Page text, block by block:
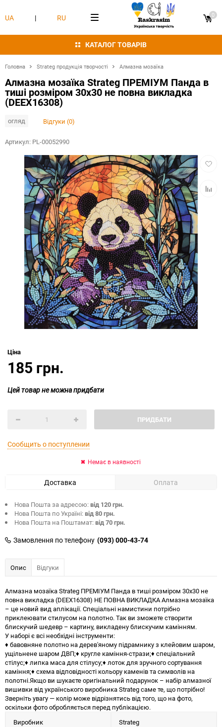
КАТАЛОГ ТОВАРІВ
UA | RU 0
Головна Strateg продукція творчості Алмазна мозаїка
Алмазна мозаїка Strateg ПРЕМІУМ Панда в
тиші розміром 30х30 не повна викладка
(DEEX16308)
огляд Відгуки (0)
Артикул: PL-00052990
Ціна
185 грн.
Цей товар не можна придбати
ПРИДБАТИ
Сообщить о поступлении
Немає в наявності
Доставка Оплата
Нова Пошта за адресою:від 120 грн.
Нова Пошта по Україні:від 80 грн.
Нова Пошта на Поштамат:від 70 грн.
Замовлення по телефону (093) 000-43-74
Опис Відгуки
Алмазна мозаїка Strateg ПРЕМІУМ Панда в тиші розміром 30х30 не
повна викладка (DEEX16308) НЕ ПОВНА ВИКЛАДКА Алмазна мозаїка
– це новий вид аплікації. Спеціальні намистини потрібно
приклеювати стилусом на полотно. Так ви зможете створити
блискучий шедевр – картину, викладену блискучим камінням.
У наборі є всі необхідні інструменти:
♦ бавовняне полотно на дерев'яному підрамнику з клейовим шаром,
ущільнене шаром ДВП;♦ кругле каміння-стрази;♦ спеціальний
стілус;♦ липка маса для стілусу;♦ лоток для зручного сортування
каміння;♦ схема відповідності кольору каменів та символів на
полотні.Якщо ви шукаєте оригінальний подарунок – набір алмазної
вишивки від українського виробника Strateg саме те, що потрібно!
Зверніть увагу — колір може відрізнятись від того, що на фото,
оскільки фото обробляється перед публікацією.
Виробник
Strateg